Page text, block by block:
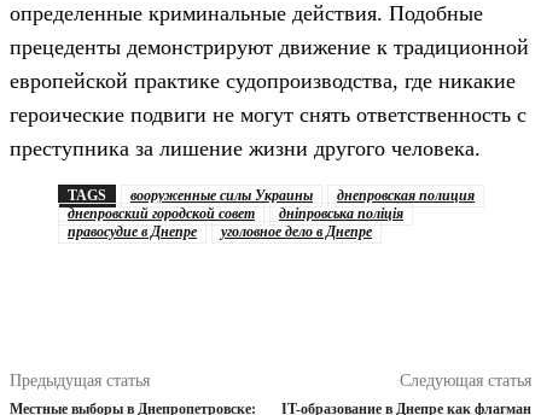
определенные криминальные действия. Подобные
прецеденты демонстрируют движение к традиционной
европейской практике судопроизводства, где никакие
героические подвиги не могут снять ответственность с
преступника за лишение жизни другого человека.
TAGS вооруженные силы Украины
днепровская полиция
днепровский городской совет
дніпровська поліція
правосудие в Днепре
уголовное дело в Днепре
Предыдущая статья
Местные выборы в Днепропетровске:
Следующая статья
IT-образование в Днепре как флагман